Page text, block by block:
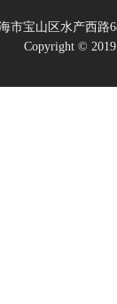
市宝山区水产西路
Copyright ©